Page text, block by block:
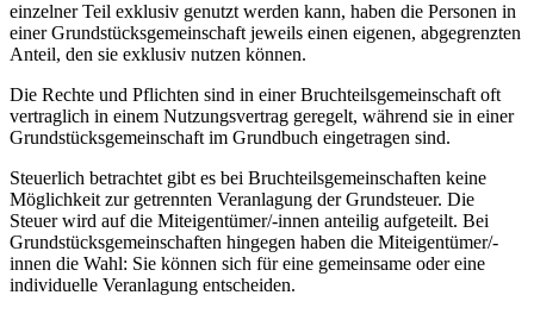
einzelner Teil exklusiv genutzt werden kann, haben die Personen in
einer Grundstücksgemeinschaft jeweils einen eigenen, abgegrenzten
Anteil, den sie exklusiv nutzen können.
Die Rechte und Pflichten sind in einer Bruchteilsgemeinschaft oft
vertraglich in einem Nutzungsvertrag geregelt, während sie in einer
Grundstücksgemeinschaft im Grundbuch eingetragen sind.
Steuerlich betrachtet gibt es bei Bruchteilsgemeinschaften keine
Möglichkeit zur getrennten Veranlagung der Grundsteuer. Die
Steuer wird auf die Miteigentümer/-innen anteilig aufgeteilt. Bei
Grundstücksgemeinschaften hingegen haben die Miteigentümer/-
innen die Wahl: Sie können sich für eine gemeinsame oder eine
individuelle Veranlagung entscheiden.